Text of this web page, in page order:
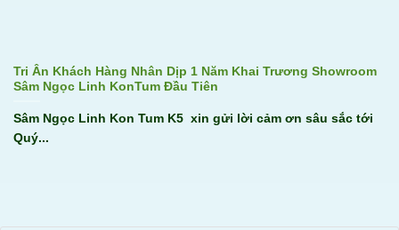
Tri Ân Khách Hàng Nhân Dịp 1 Năm Khai Trương Showroom
Sâm Ngọc Linh KonTum Đầu Tiên
Sâm Ngọc Linh Kon Tum K5 xin gửi lời cảm ơn sâu sắc tới
Quý...